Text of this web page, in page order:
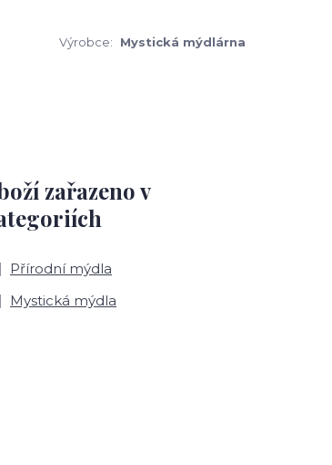
Výrobce: Mystická mýdlárna
zařazeno v
Přírodní mýdla
Mystická mýdla